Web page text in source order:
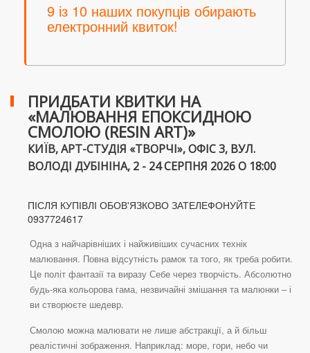
9 із 10 наших покупців обирають
електронний квиток!
ПРИДБАТИ КВИТКИ НА
«МАЛЮВАННЯ ЕПОКСИДНОЮ
СМОЛОЮ (RESIN ART)»
КИЇВ, АРТ-СТУДІЯ «ТВОРЧІ», ОФІС 3, ВУЛ.
ВОЛОДІ ДУБІНІНА, 2 - 24 СЕРПНЯ 2026 О 18:00
ПІСЛЯ КУПІВЛІ ОБОВ'ЯЗКОВО ЗАТЕЛЕФОНУЙТЕ
0937724617
Одна з найчарівніших і найживіших сучасних технік
малювання. Повна відсутність рамок та того, як треба робити.
Це політ фантазії та виразу Себе через творчість. Абсолютно
будь-яка кольорова гама, незвичайні змішання та малюнки – і
ви створюєте шедевр.
Смолою можна малювати не лише абстракції, а й більш
реалістичні зображення. Наприклад: море, гори, небо чи